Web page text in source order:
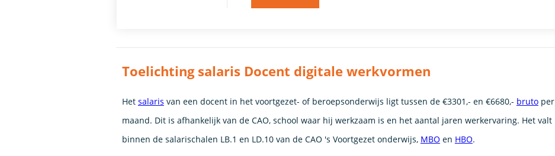
Toelichting salaris Docent digitale werkvormen
Het salaris van een docent in het voortgezet- of beroepsonderwijs ligt tussen de €3301,- en €6680,- brutoper
maand. Dit is afhankelijk van de CAO, school waar hij werkzaam is en het aantal jaren werkervaring. Het valt
binnen de salarischalen LB.1 en LD.10 van de CAO 's Voortgezet onderwijs, MBO en HBO.